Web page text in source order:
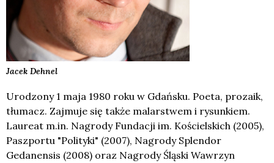
Jacek Dehnel
Urodzony 1 maja 1980 roku w Gdańsku. Poeta, prozaik,
tłumacz. Zajmuje się także malarstwem i rysunkiem.
Laureat m.in. Nagrody Fundacji im. Kościelskich (2005),
Paszportu "Polityki" (2007), Nagrody Splendor
Gedanensis (2008) oraz Nagrody Śląski Wawrzyn